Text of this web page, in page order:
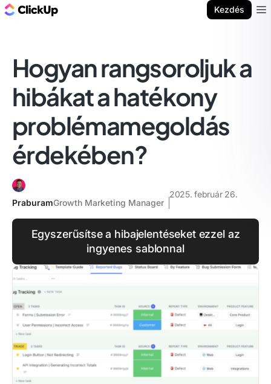
Kezdés
Hogyan rangsoroljuk a
hibákat a hatékony
problémamegoldás
érdekében?
PraburamGrowth Marketing Manager
2025. február 26.
Egyszerűsítse a hibajelentéseket ezzel az
ingyenes sablonnal